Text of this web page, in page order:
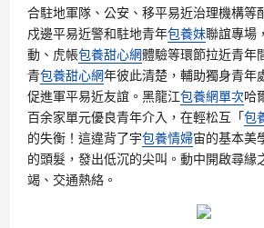
合駐地軍隊、公安、移平易近治理機構等
戍邊平易近警和駐地青年包養妹聯誼專場
動、虎帳包養甜心網體驗等環節拉近青年
青包養甜心網年彼此清楚，輔助獨身青年
促進軍平易近友誼。黑龍江包養網單次哈
百余家單元優良青年介入，在輕松互「包
的失衡！這違背了宇包養情婦宙的基本美
的頭髮，發出低沉的尖叫。動中開啟尋緣
竭、交通熱絡。